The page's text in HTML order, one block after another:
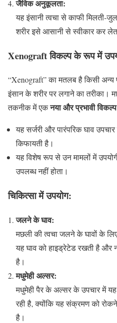
जैविक अनुकूलता:
यह इंसानी त्वचा से काफी मिलती-
शरीर इसे आसानी से स्वीकार कर
Xenograft विकल्प के रूप में
“Xenograft” का मतलब है किसी अन्य
इंसान के शरीर पर लगाने का तरीका।
तकनीक में एकनया और प्रभावी विकल्प
यह सर्जरी और पारंपरिक घाव
किफायती है।
यह विशेष रूप से उन मामलों में
उपलब्ध नहीं होता।
चिकित्सा में उपयोग:
जलने के घाव:
मछली की त्वचा जलने के घावों के
यह घाव को हाइड्रेटेड रखती है और
है।
मधुमेही अल्सर:
मधुमेही पैर के अल्सर के उपचार में
रही है, क्योंकि यह संक्रमण को
है।